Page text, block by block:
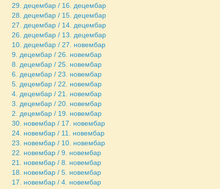
29. децембар / 16. децембар
28. децембар / 15. децембар
27. децембар / 14. децембар
26. децембар / 13. децембар
10. децембар / 27. новембар
9. децембар / 26. новембар
8. децембар / 25. новембар
6. децембар / 23. новембар
5. децембар / 22. новембар
4. децембар / 21. новембар
3. децембар / 20. новембар
2. децембар / 19. новембар
30. новембар / 17. новембар
24. новембар / 11. новембар
23. новембар / 10. новембар
22. новембар / 9. новембар
21. новембар / 8. новембар
18. новембар / 5. новембар
17. новембар / 4. новембар